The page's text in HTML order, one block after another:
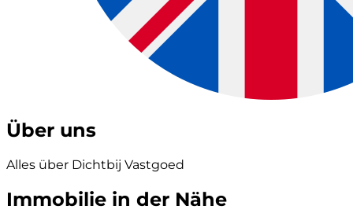
Über uns
Alles über Dichtbij Vastgoed
Immobilie in der Nähe